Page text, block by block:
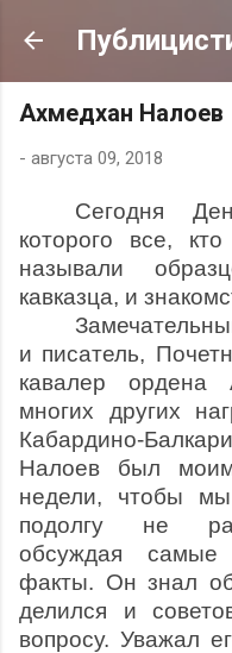
К
Ахмедхан Налоев
- августа 09, 2018
Сегодня
которого все,
называли
кавказца, и
и писатель,
кавалер ордена
многих других
Кабардино-
Налоев был
недели, чтобы
подолгу не
обсуждая
факты. Он знал
делился и
вопросу. Уважал